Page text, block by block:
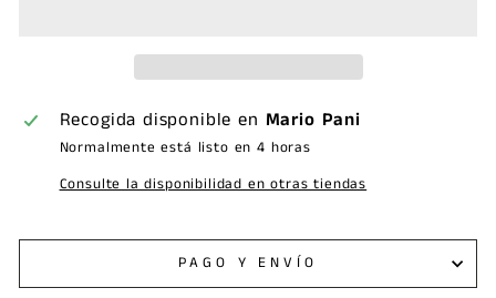
Recogida disponible en Mario Pani
Normalmente está listo en 4 horas
Consulte la disponibilidad en otras tiendas
PAGO Y ENVÍO